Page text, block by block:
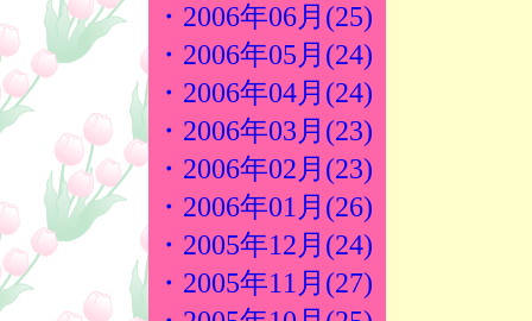
・2006年06月(25)
・2006年05月(24)
・2006年04月(24)
・2006年03月(23)
・2006年02月(23)
・2006年01月(26)
・2005年12月(24)
・2005年11月(27)